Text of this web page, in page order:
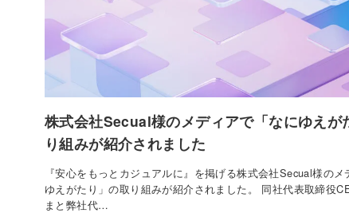
株式会社Secual様のメディアで「なにゆえが
り組みが紹介されました
『安⼼をもっとカジュアルに』を掲げる株式会社Secual様のメ
ゆえがたり」の取り組みが紹介されました。 同社代表取締役
まと弊社代…